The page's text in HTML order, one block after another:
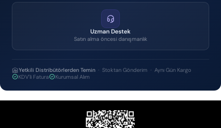
Uzman Destek
Satın alma öncesi danışmanlık
Yetkili Distribütörlerden Temin · Stoktan Gönderim · Aynı Gün Kargo
KDV'li Fatura
Kurumsal Alım